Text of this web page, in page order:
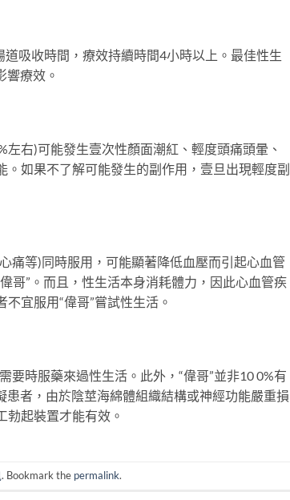
吸收時間，療效持續時間4小時以上。最佳性生
療效。
右)可能發生壹次性顏面潮紅、輕度頭痛頭暈、
如果不了解可能發生的副作用，壹旦出現輕度副
痛等)同時服用，可能顯著降低血壓而引起心血管
哥”。而且，性生活本身消耗體力，因此心血管疾
宜服用“偉哥”嘗試性生活。
要時服藥來過性生活。此外，“偉哥”並非10 0%有
者，由於陰莖海綿體組織結構或神經功能嚴重損
起裝置才能有效。
. Bookmark the permalink.